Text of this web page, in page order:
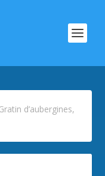
d’aubergines,